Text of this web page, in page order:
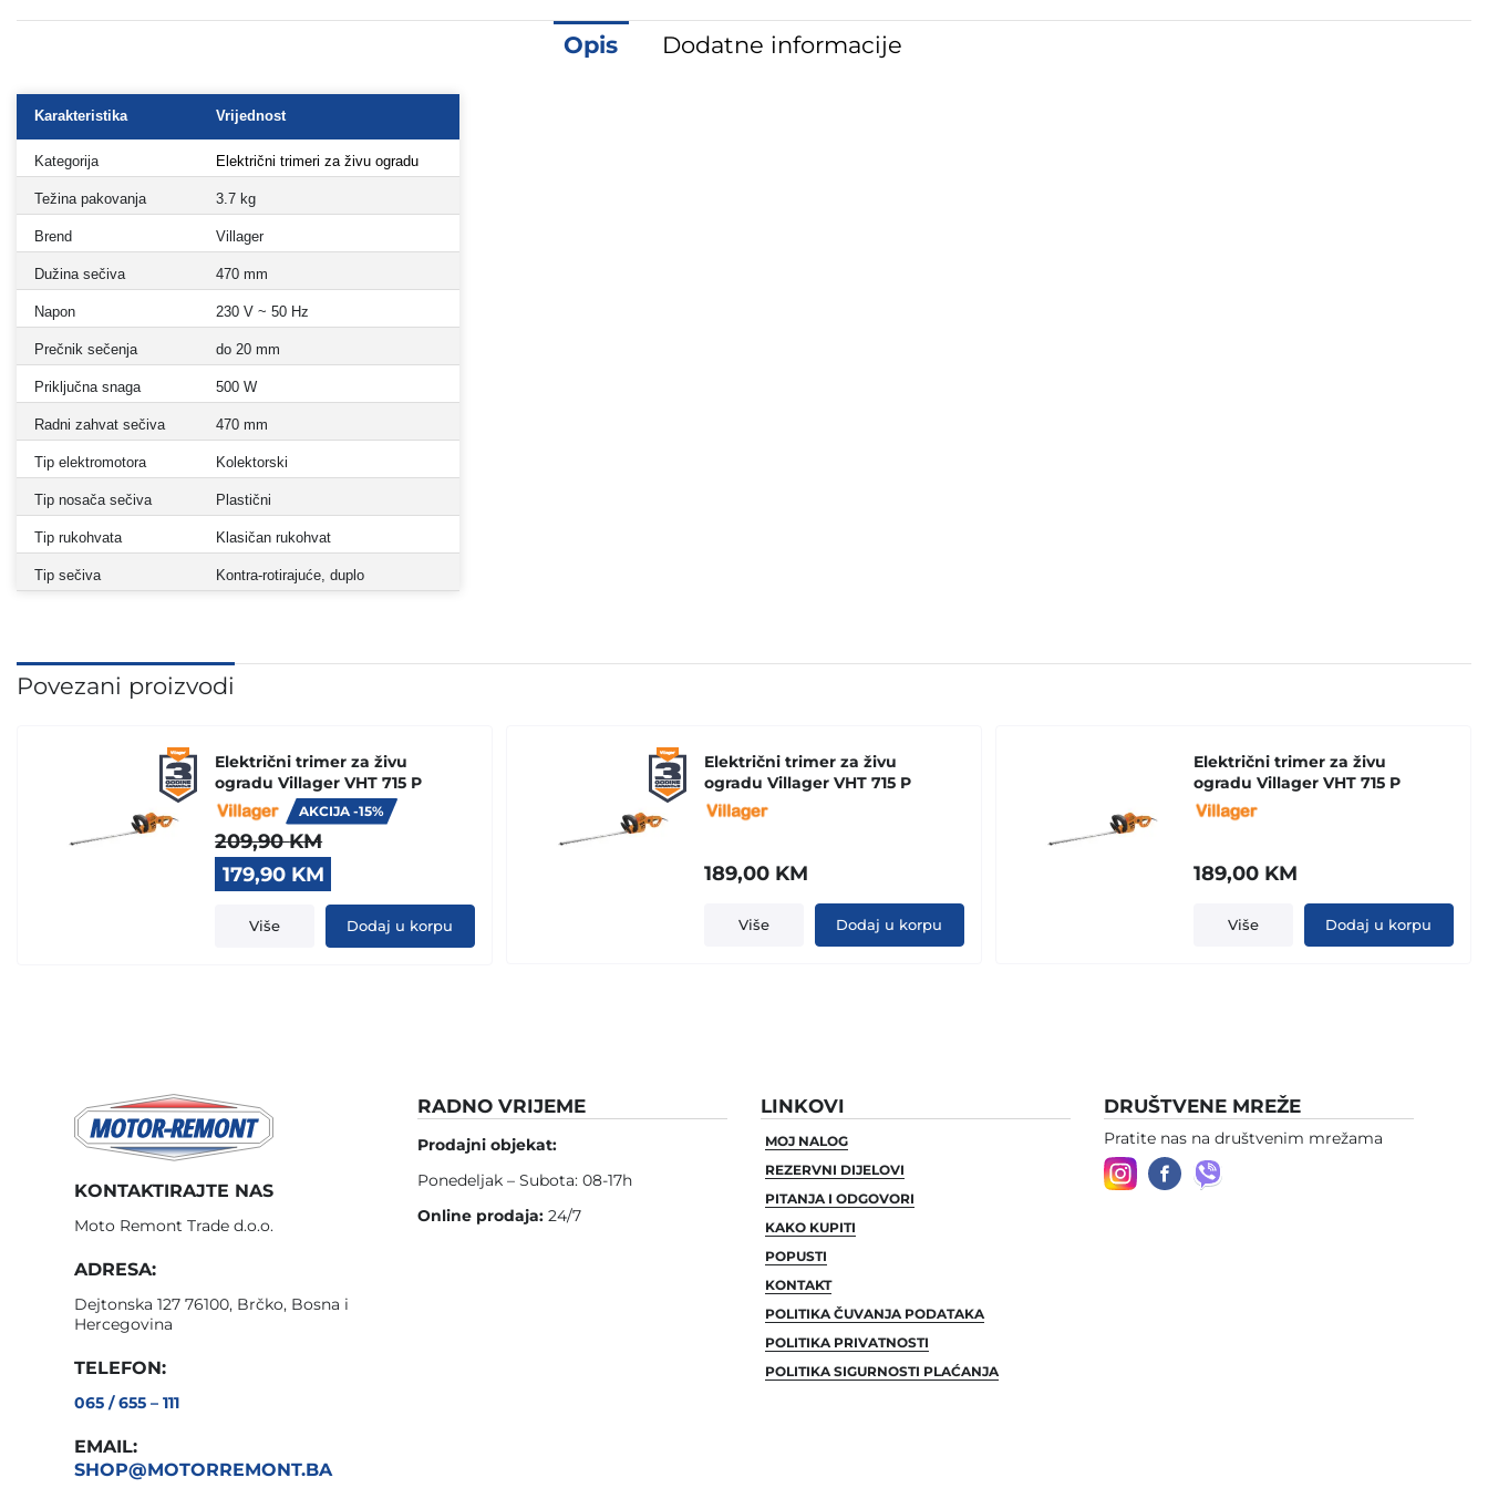
Opis Dodatne informacije
Karakteristika Vrijednost
Kategorija Električni trimeri za živu ogradu
Težina pakovanja 3.7 kg
Brend Villager
Dužina sečiva 470 mm
Napon 230 V ~ 50 Hz
Prečnik sečenja do 20 mm
Priključna snaga 500 W
Radni zahvat sečiva 470 mm
Tip elektromotora Kolektorski
Tip nosača sečiva Plastični
Tip rukohvata Klasičan rukohvat
Tip sečiva Kontra-rotirajuće, duplo
Povezani proizvodi
Električni trimer za živu
ogradu Villager VHT 715 P
AKCIJA -15%
209,90KM
Original
price
was:
209,90 KM.
179,90 KM
price
is:
179,90 KM.
Više Dodaj u korpu
Električni trimer za živu
ogradu Villager VHT 715 P
189,00 KM
Više Dodaj u korpu
Električni trimer za živu
ogradu Villager VHT 715 P
189,00 KM
Više Dodaj u korpu
KONTAKTIRAJTE NAS
Moto Remont Trade d.o.o.
ADRESA:
Dejtonska 127 76100, Brčko, Bosna i
Hercegovina
TELEFON:
065 / 655 – 111
EMAIL:
SHOP@MOTORREMONT.BA
RADNO VRIJEME
Prodajni objekat:
Ponedeljak – Subota: 08-17h
Online prodaja: 24/7
LINKOVI
MOJ NALOG
REZERVNI DIJELOVI
PITANJA I ODGOVORI
KAKO KUPITI
POPUSTI
KONTAKT
POLITIKA ČUVANJA PODATAKA
POLITIKA PRIVATNOSTI
POLITIKA SIGURNOSTI PLAĆANJA
DRUŠTVENE MREŽE
Pratite nas na društvenim mrežama